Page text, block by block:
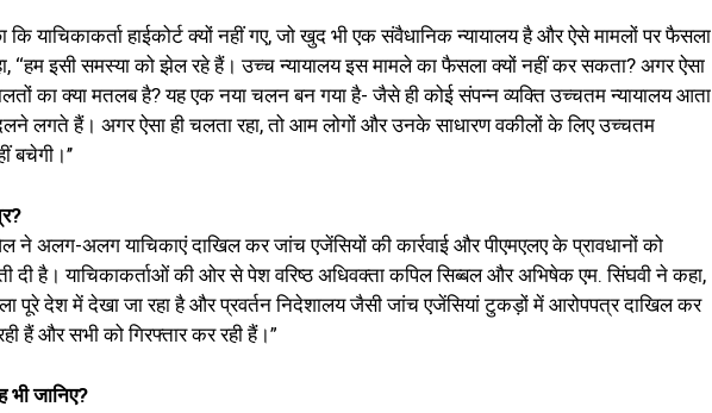
कि याचिकाकर्ता हाईकोर्ट क्यों नहीं गए, जो खुद भी एक संवैधानिक न्यायालय है और ऐसे मामलों पर फैसला
‘‘हम इसी समस्या को झेल रहे हैं। उच्च न्यायालय इस मामले का फैसला क्यों नहीं कर सकता? अगर ऐसा
का क्या मतलब है? यह एक नया चलन बन गया है- जैसे ही कोई संपन्न व्यक्ति उच्चतम न्यायालय आता
लगते हैं। अगर ऐसा ही चलता रहा, तो आम लोगों और उनके साधारण वकीलों के लिए उच्चतम
बचेगी।’’
अलग-अलग याचिकाएं दाखिल कर जांच एजेंसियों की कार्रवाई और पीएमएलए के प्रावधानों को
दी है। याचिकाकर्ताओं की ओर से पेश वरिष्ठ अधिवक्ता कपिल सिब्बल और अभिषेक एम. सिंघवी ने कहा,
पूरे देश में देखा जा रहा है और प्रवर्तन निदेशालय जैसी जांच एजेंसियां टुकड़ों में आरोपपत्र दाखिल कर
हैं और सभी को गिरफ्तार कर रही हैं।”
भी जानिए?